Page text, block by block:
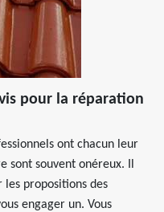
pour la réparation
ont chacun leur
sont souvent onéreux. Il
propositions des
engager un. Vous